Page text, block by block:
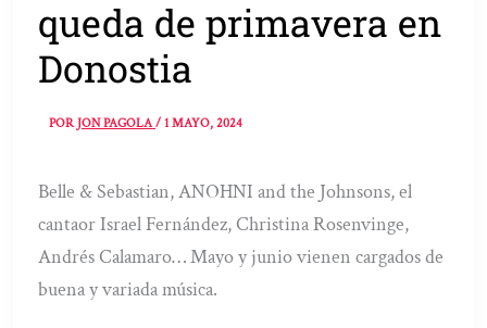
queda de primavera en
Donostia
PORJON PAGOLA/1 MAYO, 2024
Belle & Sebastian, ANOHNI and the Johnsons, el
cantaor Israel Fernández, Christina Rosenvinge,
Andrés Calamaro… Mayo y junio vienen cargados de
buena y variada música.